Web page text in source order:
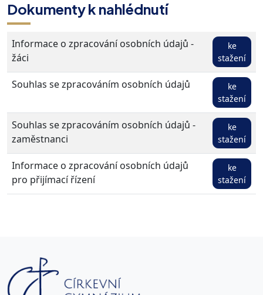
Dokumenty k nahlédnutí
Informace o zpracování osobních údajů -
žáci
ke
stažení
Souhlas se zpracováním osobních údajů
ke
stažení
Souhlas se zpracováním osobních údajů -
zaměstnanci
ke
stažení
Informace o zpracování osobních údajů
pro přijímací řízení
ke
stažení